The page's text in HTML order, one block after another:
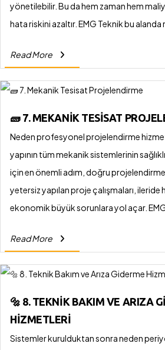
yönetilebilir. Bu da hem zaman hem
hata riskini azaltır. EMG Teknik bu alanda
otomasyon çözümleri geliştiriyoruz.
sistemler kuruyoruz. Bu sayede
verimliliği hem de işlevsel kolaylık
Read More
🧱 7. MEKANIK TESISAT
Neden profesyonel projelendirme
yapının tüm mekanik sistemlerinin
için en önemli adım, doğru
yetersiz yapılan proje çalışmaları, ileride
ekonomik büyük sorunlara yol açar.
soğutma, havalandırma, sıhhi tesisat ve
yönetmeliklere göre en ince ayrıntısına
Alanında uzman mühendis kadromuzla,
ve çizim süreçlerini titizlikle yürütüyor;
Read More
🔩 8. TEKNIK BAKIM VE ARIZA
HIZMETLERI
Sistemler kurulduktan sonra neden